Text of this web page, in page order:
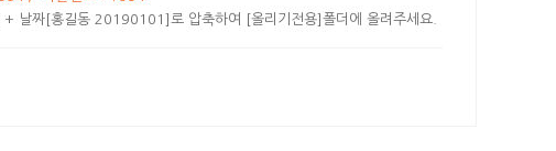
+ 날짜[홍길동 20190101]로 압축하여 [올리기전용]폴더에 올려주세요.